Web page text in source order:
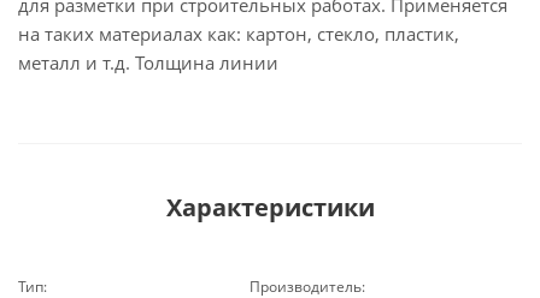
для разметки при строительных работах. Применяется
на таких материалах как: картон, стекло, пластик,
металл и т.д. Толщина линии
Характеристики
Тип: Производитель: